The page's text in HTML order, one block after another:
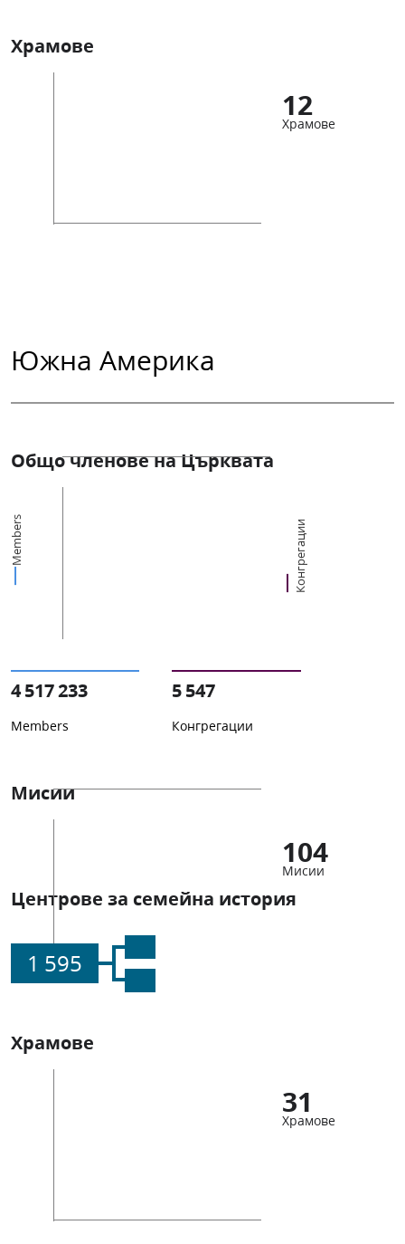
Храмове
12
Храмове
Южна Америка
Общо членове на Църквата
Members Конгрегации
4 517 233
Members
5 547
Конгрегации
Мисии
104
Мисии
Центрове за семейна история
1 595
Храмове
31
Храмове